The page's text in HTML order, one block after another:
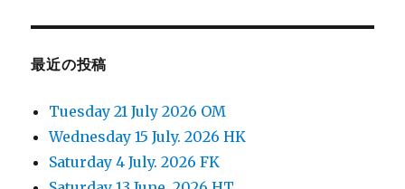
象:
最近の投稿
Tuesday 21 July 2026 OM
Wednesday 15 July. 2026 HK
Saturday 4 July. 2026 FK